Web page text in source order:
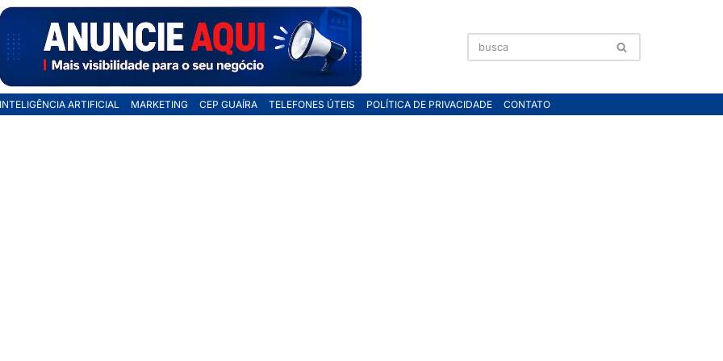
INTELIGÊNCIA ARTIFICIAL MARKETING CEP GUAÍRA TELEFONES ÚTEIS POLÍTICA DE PRIVACIDADE CONTATO